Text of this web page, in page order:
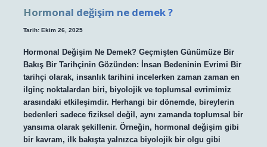
Hormonal değişim ne demek ?
Tarih: Ekim 26, 2025
Hormonal Değişim Ne Demek? Geçmişten Günümüze Bir
Bakış Bir Tarihçinin Gözünden: İnsan Bedeninin Evrimi Bir
tarihçi olarak, insanlık tarihini incelerken zaman zaman en
ilginç noktalardan biri, biyolojik ve toplumsal evrimimiz
arasındaki etkileşimdir. Herhangi bir dönemde, bireylerin
bedenleri sadece fiziksel değil, aynı zamanda toplumsal bir
yansıma olarak şekillenir. Örneğin, hormonal değişim gibi
bir kavram, ilk bakışta yalnızca biyolojik bir olgu gibi